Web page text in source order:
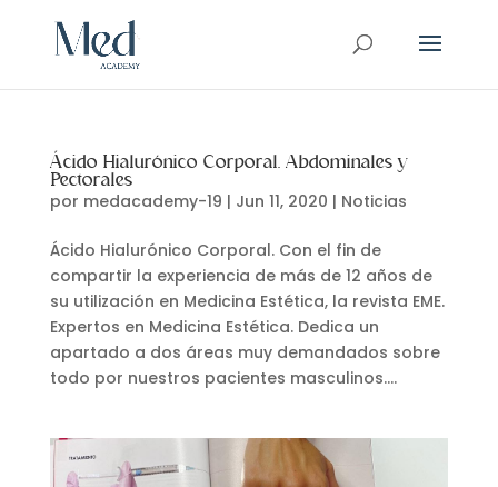
Ácido Hialurónico Corporal. Abdominales y
Pectorales
por medacademy-19 | Jun 11, 2020 | Noticias
Ácido Hialurónico Corporal. Con el fin de
compartir la experiencia de más de 12 años de
su utilización en Medicina Estética, la revista EME.
Expertos en Medicina Estética. Dedica un
apartado a dos áreas muy demandados sobre
todo por nuestros pacientes masculinos....